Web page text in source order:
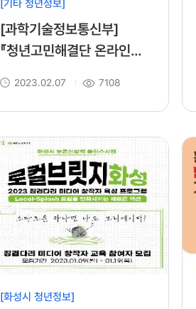
[기타 청년정보]
[과학기술정보통신부]
『청년고민해결단 온라인
2023.02.07 7108
[화성시 청년정보]